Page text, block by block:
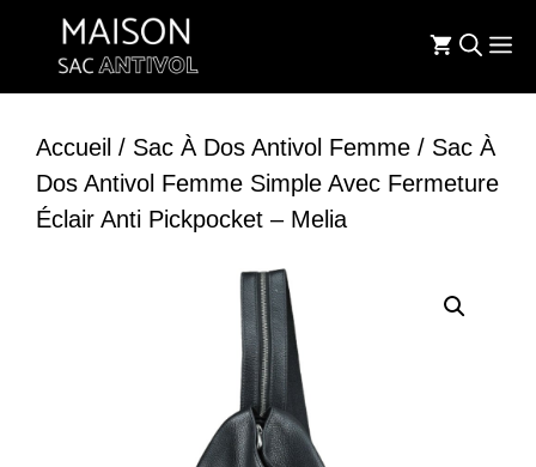
contenu
Accueil / Sac À Dos Antivol Femme / Sac À
Dos Antivol Femme Simple Avec Fermeture
Éclair Anti Pickpocket – Melia